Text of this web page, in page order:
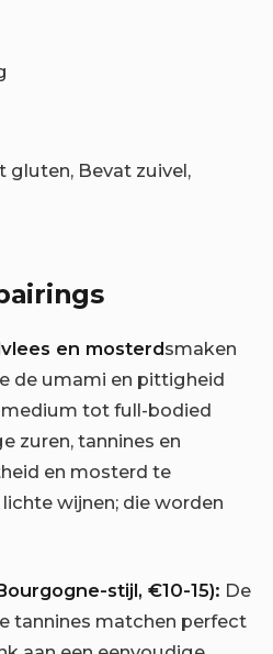
gluten, Bevat zuivel,
en mosterdsmaken
de umami en pittigheid
medium tot full-bodied
zuren, tannines en
en mosterd te
wijnen; die worden
stijl, €10-15): De
tannines matchen perfect